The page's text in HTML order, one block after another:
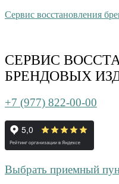
Сервис восстановления
СЕРВИС
БРЕНДОВЫХ
+7 (977) 822-00-00
Выбрать приемный